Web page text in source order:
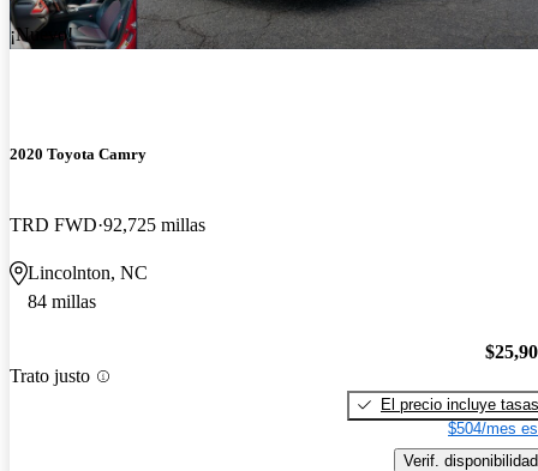
¡Nuevo!
2020 Toyota Camry
TRD FWD 92,725 millas
Lincolnton, NC
84 millas
Trato justo
El precio incluye tasas
$504/mes
Verif. disponibilidad